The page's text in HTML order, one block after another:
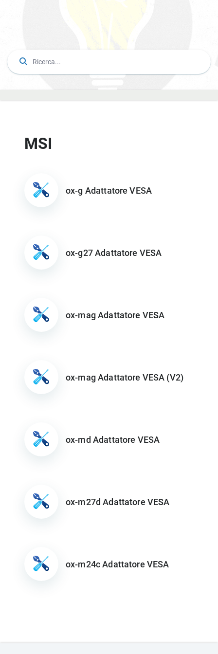
MSI
ox-g Adattatore VESA
ox-g27 Adattatore VESA
ox-mag Adattatore VESA
ox-mag Adattatore VESA (V2)
ox-md Adattatore VESA
ox-m27d Adattatore VESA
ox-m24c Adattatore VESA